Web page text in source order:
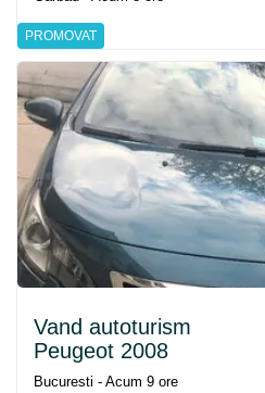
PROMOVAT
Vand autoturism
Peugeot 2008
Bucuresti - Acum 9 ore